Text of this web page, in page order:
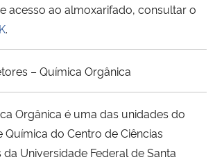
acesso ao almoxarifado, consultar o
.
– Química Orgânica
Orgânica é uma das unidades do
do Centro de Ciências
da Universidade Federal de Santa